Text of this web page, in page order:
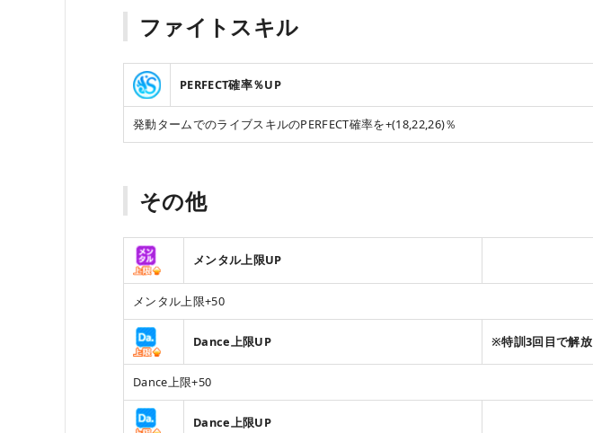
ファイトスキル
PERFECT確率％UP
発動タームでのライブスキルのPERFECT確率を+(18,22,26)％
その他
メンタル上限UP
メンタル上限+50
Dance上限UP ※特訓3回目で解放
Dance上限+50
Dance上限UP